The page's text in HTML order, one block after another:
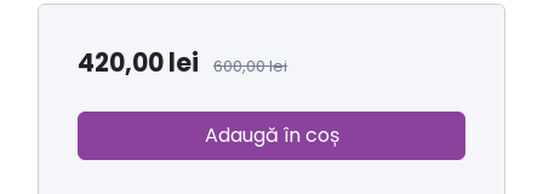
420,00lei 600,00lei
Adaugă în coș